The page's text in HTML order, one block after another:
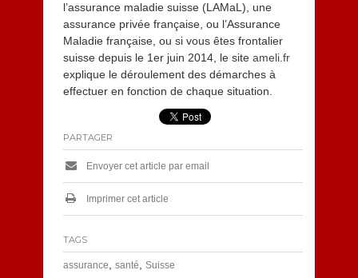
l’assurance maladie suisse (LAMaL), une
assurance privée française, ou l’Assurance
Maladie française, ou si vous êtes frontalier
suisse depuis le 1er juin 2014, le site ameli.fr
explique le déroulement des démarches à
effectuer en fonction de chaque situation.
PARTAGER
Envoyer cet article par email
Imprimer cet article
TAGS
assurance santé Suisse